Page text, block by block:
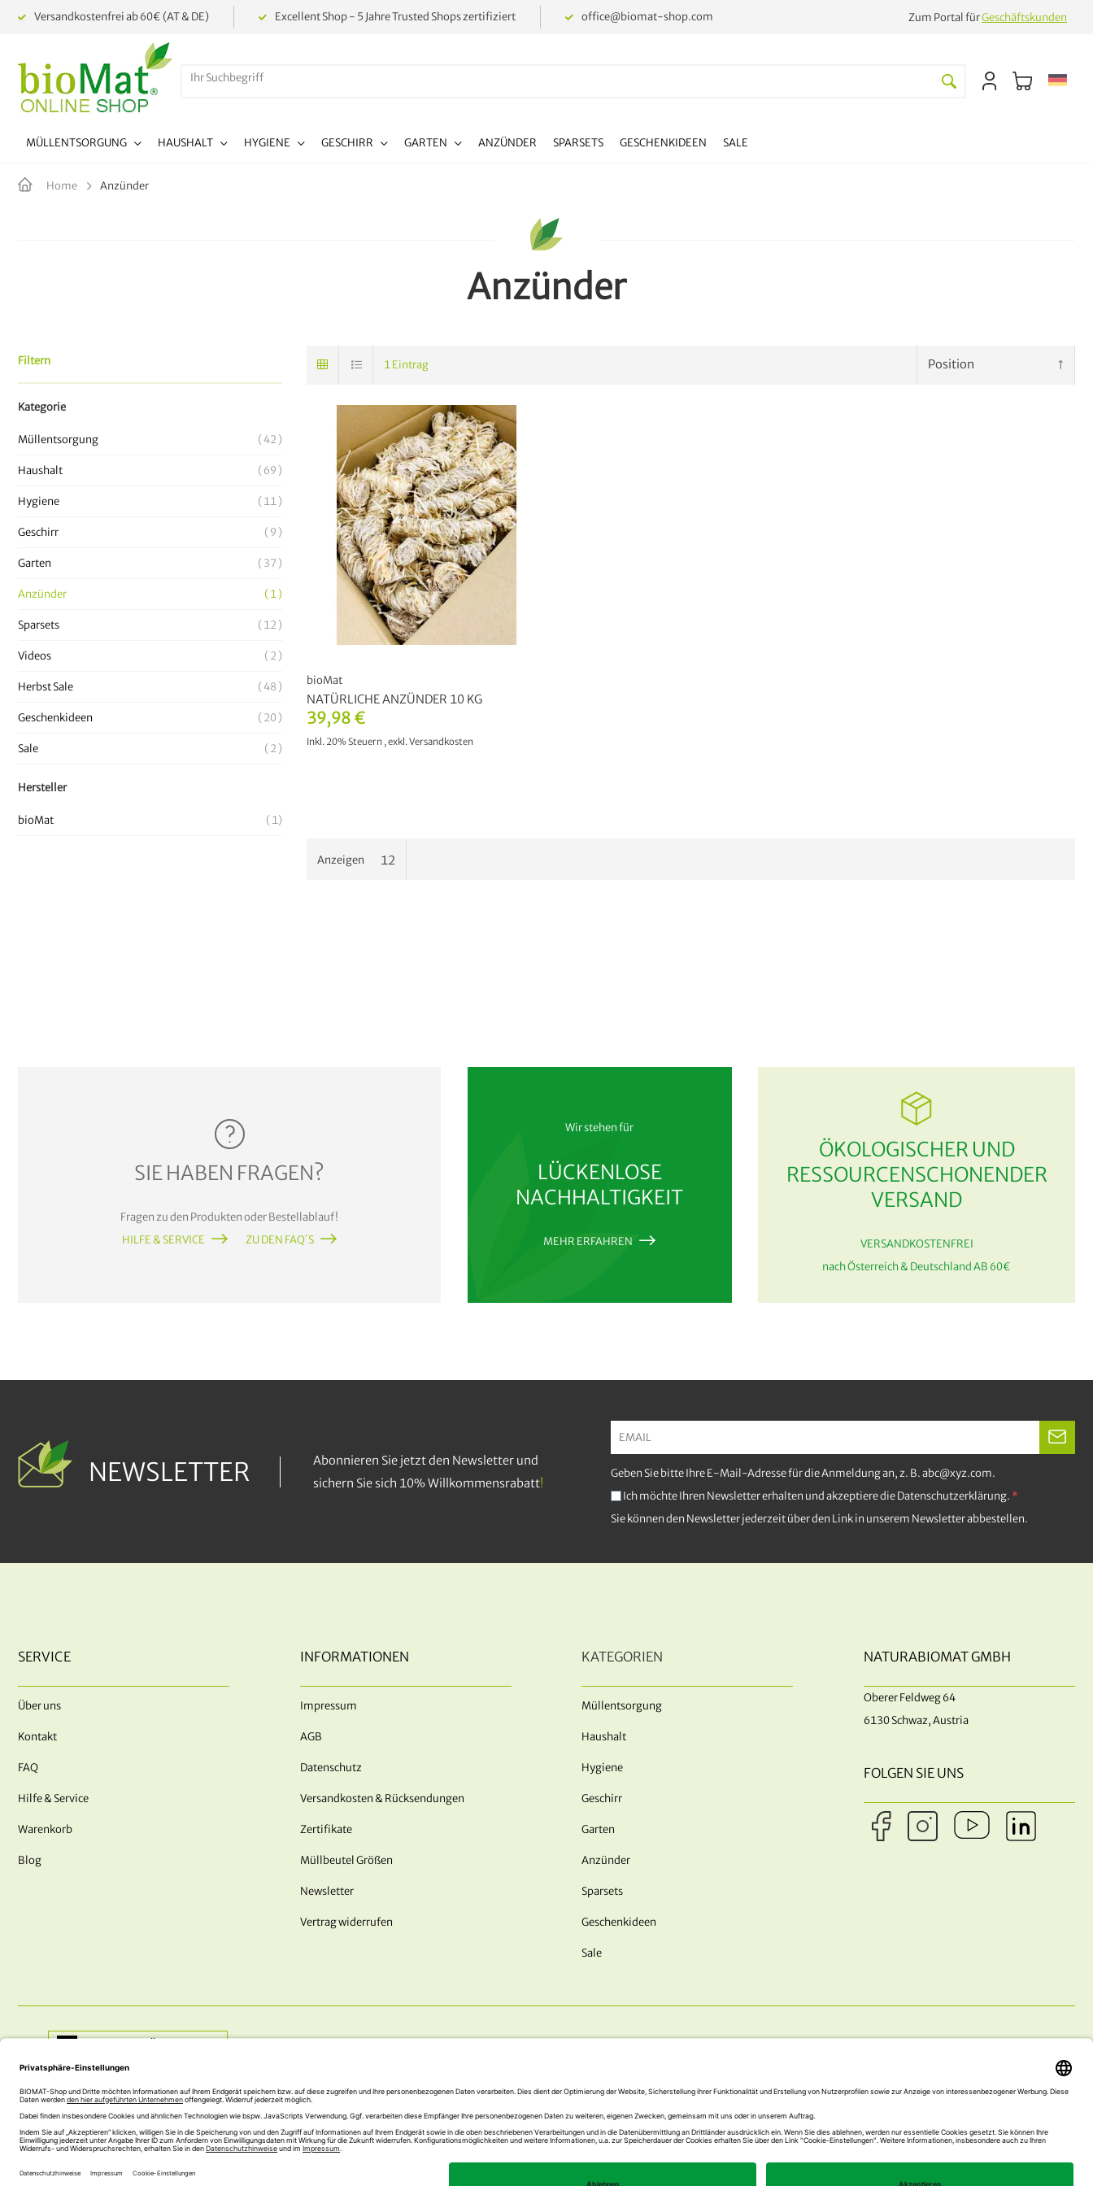
Versandkostenfrei ab 60€ (AT & DE) Excellent Shop - 5 Jahre Trusted Shops zertifiziert office@biomat-shop.com Zum Portal fürGeschäftskunden
MÜLLENTSORGUNG HAUSHALT HYGIENE GESCHIRR GARTEN ANZÜNDER SPARSETS GESCHENKIDEEN SALE
Home Anzünder
Anzünder
1Eintrag
39,98 €
Inkl. 20% Steuern ,exkl.Versandkosten
bioMat
NATÜRLICHE ANZÜNDER 10 KG
Anzeigen
Filtern
Kategorie
Müllentsorgung 42
Haushalt 69
Hygiene 11
Geschirr 9
Garten 37
Anzünder 1
Sparsets 12
Videos 2
Herbst Sale 48
Geschenkideen 20
Sale 2
Hersteller
bioMat 1
SIE HABEN FRAGEN?
Fragen zu den Produkten oder Bestellablauf!
HILFE & SERVICE
ZU DEN FAQ´S
Wir stehen für
LÜCKENLOSE
NACHHALTIGKEIT
MEHR ERFAHREN
ÖKOLOGISCHER UND
RESSOURCENSCHONENDER
VERSAND
VERSANDKOSTENFREI
nach Österreich & Deutschland AB 60€
NEWSLETTER
Abonnieren Sie jetzt den Newsletter und
sichern Sie sich 10% Willkommensrabatt!
Geben Sie bitte Ihre E-Mail-Adresse für die Anmeldung an, z. B. abc@xyz.com.
Ich möchte Ihren Newsletter erhalten und akzeptiere die Datenschutzerklärung.
Sie können den Newsletter jederzeit über den Link in unserem Newsletter abbestellen.
SERVICE
Über uns
Kontakt
FAQ
Hilfe & Service
Warenkorb
Blog
INFORMATIONEN
Impressum
AGB
Datenschutz
Versandkosten & Rücksendungen
Zertifikate
Müllbeutel Größen
Newsletter
Vertrag widerrufen
KATEGORIEN
Müllentsorgung
Haushalt
Hygiene
Geschirr
Garten
Anzünder
Sparsets
Geschenkideen
Sale
NATURABIOMAT GMBH
Oberer Feldweg 64
6130 Schwaz, Austria
FOLGEN SIE UNS
HABEN SIE FRAGEN? WIR SIND FÜR SIE DA!
+43 (0) 5242 74 100 office@biomat-shop.com
UNSERE ZAHLUNGSARTEN